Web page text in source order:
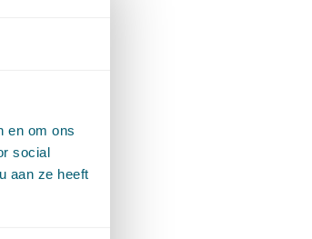
en om ons
social
aan ze heeft
(323)